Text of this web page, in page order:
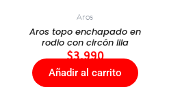
Aros
Aros topo enchapado en
rodio con circón lila
$3.990
Añadir al carrito